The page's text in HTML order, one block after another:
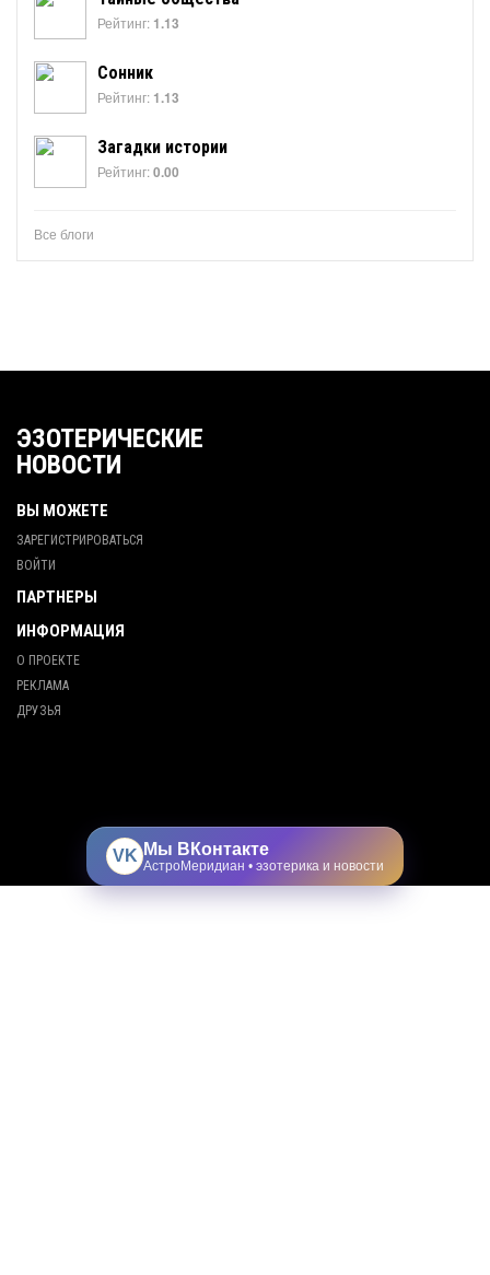
Рейтинг: 1.13
Сонник
Рейтинг: 1.13
Загадки истории
Рейтинг:0.00
Все блоги
ЭЗОТЕРИЧЕСКИЕ
НОВОСТИ
ВЫ МОЖЕТЕ
ЗАРЕГИСТРИРОВАТЬСЯ
ВОЙТИ
ПАРТНЕРЫ
ИНФОРМАЦИЯ
О ПРОЕКТЕ
РЕКЛАМА
ДРУЗЬЯ
VK Мы ВКонтакте
АстроМеридиан • эзотерика и новости